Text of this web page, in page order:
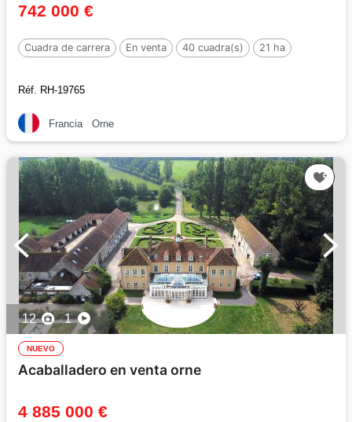
742 000 €
Cuadra de carrera En venta 40 cuadra(s) 21 ha
Réf. RH-19765
Francia Orne
12 1
NUEVO
Acaballadero en venta orne
4 885 000 €